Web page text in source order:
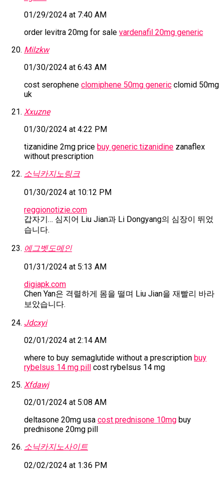
01/29/2024 at 7:40 AM
order levitra 20mg for sale vardenafil 20mg generic
Milzkw
01/30/2024 at 6:43 AM
cost serophene clomiphene 50mg generic clomid 50mg
uk
Xxuzne
01/30/2024 at 4:22 PM
tizanidine 2mg price buy generic tizanidine zanaflex
without prescription
소닉카지노링크
01/30/2024 at 10:12 PM
reggionotizie.com
갑자기… 심지어 Liu Jian과 Li Dongyang의 심장이 뛰었
습니다.
에그벳도메인
01/31/2024 at 5:13 AM
digiapk.com
Chen Yan은 격렬하게 몸을 떨며 Liu Jian을 재빨리 바라
보았습니다.
Jdcxyi
02/01/2024 at 2:14 AM
where to buy semaglutide without a prescription buy
rybelsus 14 mg pill cost rybelsus 14 mg
Xfdawj
02/01/2024 at 5:08 AM
deltasone 20mg usa cost prednisone 10mg buy
prednisone 20mg pill
소닉카지노사이트
02/02/2024 at 1:36 PM